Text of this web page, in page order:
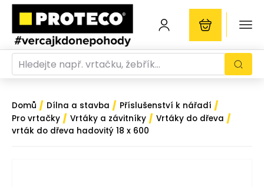
Domů / Dílna a stavba / Příslušenství k nářadí /
Pro vrtačky / Vrtáky a závitníky / Vrtáky do dřeva /
vrták do dřeva hadovitý 18 x 600